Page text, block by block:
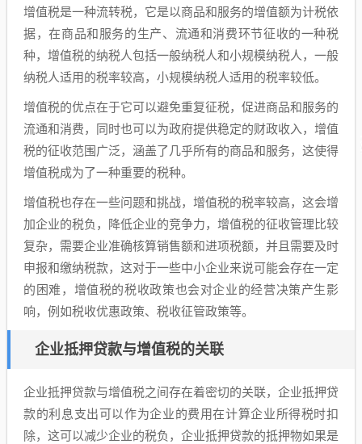
增值税是一种流转税，它是以商品和服务的增值额为计税依
据，在商品和服务的生产、流通和消费环节征收的一种税
种，增值税的纳税人包括一般纳税人和小规模纳税人，一般
纳税人适用的税率较高，小规模纳税人适用的税率较低。
增值税的优点在于它可以避免重复征税，促进商品和服务的
流通和消费，同时也可以为政府提供稳定的财政收入，增值
税的征收范围广泛，涵盖了几乎所有的商品和服务，这使得
增值税成为了一种重要的税种。
增值税也存在一些问题和挑战，增值税的税率较高，这会增
加企业的税负，降低企业的竞争力，增值税的征收管理比较
复杂，需要企业准确核算销售额和进项税额，并且需要及时
申报和缴纳税款，这对于一些中小企业来说可能会存在一定
的困难，增值税的税收政策也会对企业的经营决策产生影
响，例如税收优惠政策、税收征管政策等。
企业抵押贷款与增值税的关联
企业抵押贷款与增值税之间存在着密切的关联，企业抵押贷
款的利息支出可以作为企业的费用在计算企业所得税时扣
除，这可以减少企业的税负，企业抵押贷款的抵押物如果是